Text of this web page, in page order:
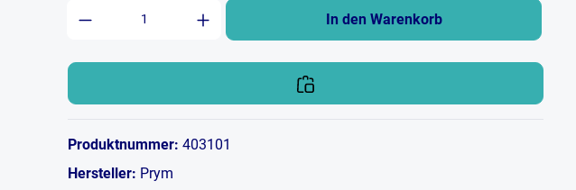
Produkt Anzahl: Gib den gewünschten Wert ein
In den Warenkorb
Produktnummer:403101
Hersteller: Prym